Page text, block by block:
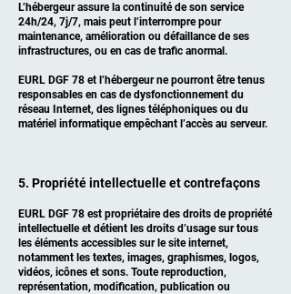
L’hébergeur assure la continuité de son service
24h/24, 7j/7, mais peut l’interrompre pour
maintenance, amélioration ou défaillance de ses
infrastructures, ou en cas de trafic anormal.
EURL DGF 78 et l’hébergeur ne pourront être tenus
responsables en cas de dysfonctionnement du
réseau Internet, des lignes téléphoniques ou du
matériel informatique empêchant l’accès au serveur.
5. Propriété intellectuelle et contrefaçons
EURL DGF 78 est propriétaire des droits de propriété
intellectuelle et détient les droits d’usage sur tous
les éléments accessibles sur le site internet,
notamment les textes, images, graphismes, logos,
vidéos, icônes et sons. Toute reproduction,
représentation, modification, publication ou